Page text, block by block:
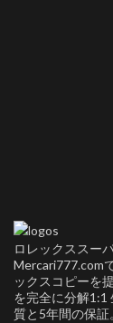
ロレックススー
Mercari777.com
ックスコピーを
を完全に分解1:1
質と5年間の保証